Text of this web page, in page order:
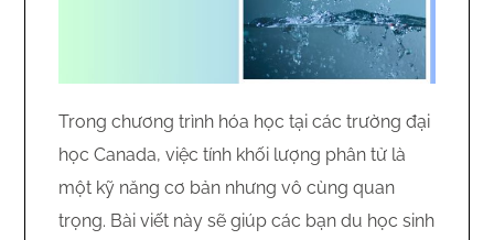
Trong chương trình hóa học tại các trường đại
học Canada, việc tính khối lượng phân tử là
một kỹ năng cơ bản nhưng vô cùng quan
trọng. Bài viết này sẽ giúp các bạn du học sinh